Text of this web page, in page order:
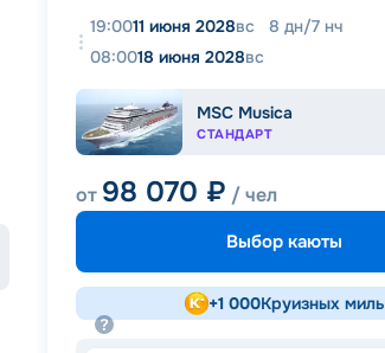
19:0011 июня 2028вс 8 дн/7 нч
08:0018 июня 2028вс
MSC Musica
СТАНДАРТ
от 98 070 ₽ / чел
Выбор каюты
+1 000Круизных миль